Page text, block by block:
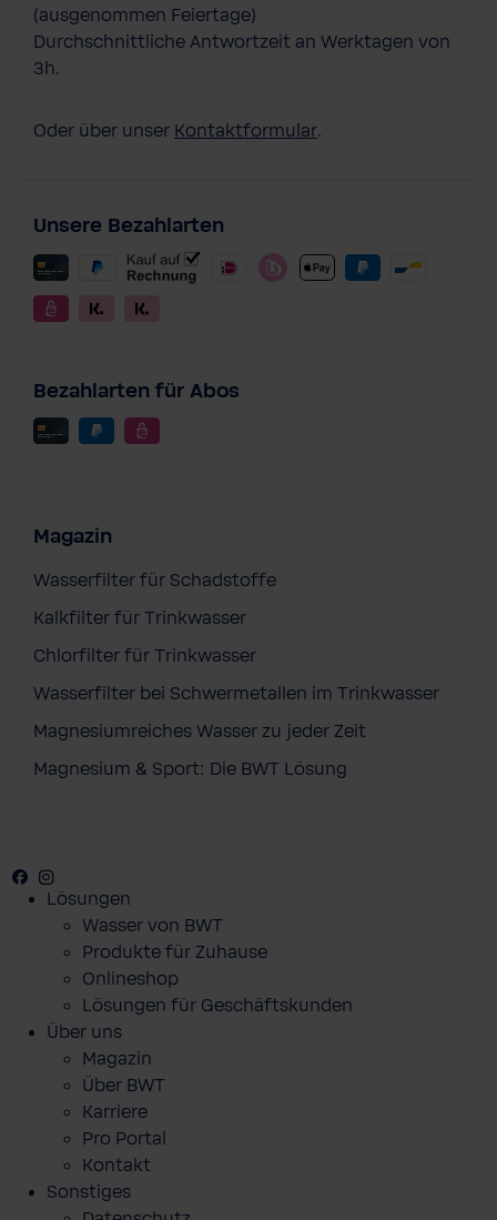
(ausgenommen Feiertage)
Durchschnittliche Antwortzeit an Werktagen von
3h.
Oder über unser Kontaktformular.
Unsere Bezahlarten
Bezahlarten für Abos
Magazin
Wasserfilter für Schadstoffe
Kalkfilter für Trinkwasser
Chlorfilter für Trinkwasser
Wasserfilter bei Schwermetallen im Trinkwasser
Magnesiumreiches Wasser zu jeder Zeit
Magnesium & Sport: Die BWT Lösung
Facebook
Youtube
Lösungen
Wasser von BWT
Produkte für Zuhause
Onlineshop
Lösungen für Geschäftskunden
Über uns
Magazin
Über BWT
Karriere
Pro Portal
Kontakt
Sonstiges